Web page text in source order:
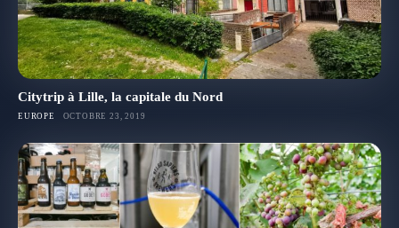
Citytrip à Lille, la capitale du Nord
EUROPE OCTOBRE 23, 2019